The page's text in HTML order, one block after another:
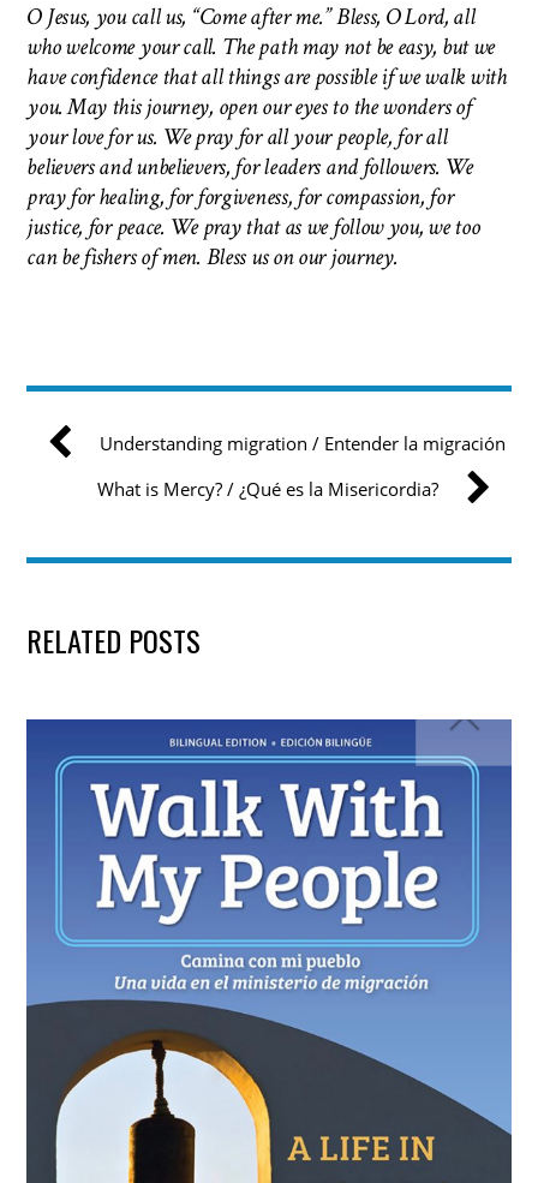
O Jesus, you call us, “Come after me.” Bless, O Lord, all
who welcome your call. The path may not be easy, but we
have confidence that all things are possible if we walk with
you. May this journey, open our eyes to the wonders of
your love for us. We pray for all your people, for all
believers and unbelievers, for leaders and followers. We
pray for healing, for forgiveness, for compassion, for
justice, for peace. We pray that as we follow you, we too
can be fishers of men. Bless us on our journey.
Understanding migration / Entender la migración
What is Mercy? / ¿Qué es la Misericordia?
RELATED POSTS